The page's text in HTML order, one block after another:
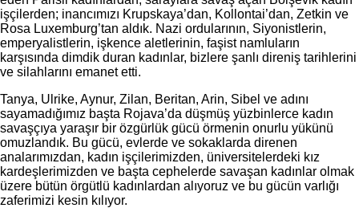
işçilerden; inancımızı Krupskaya’dan, Kollontai’dan, Zetkin ve
Rosa Luxemburg’tan aldık. Nazi ordularının, Siyonistlerin,
emperyalistlerin, işkence aletlerinin, faşist namluların
karşısında dimdik duran kadınlar, bizlere şanlı direniş tarihlerini
ve silahlarını emanet etti.
Tanya, Ulrike, Aynur, Zilan, Beritan, Arin, Sibel ve adını
sayamadığımız başta Rojava’da düşmüş yüzbinlerce kadın
savaşçıya yaraşır bir özgürlük gücü örmenin onurlu yükünü
omuzlandık. Bu gücü, evlerde ve sokaklarda direnen
analarımızdan, kadın işçilerimizden, üniversitelerdeki kız
kardeşlerimizden ve başta cephelerde savaşan kadınlar olmak
üzere bütün örgütlü kadınlardan alıyoruz ve bu gücün varlığı
zaferimizi kesin kılıyor.